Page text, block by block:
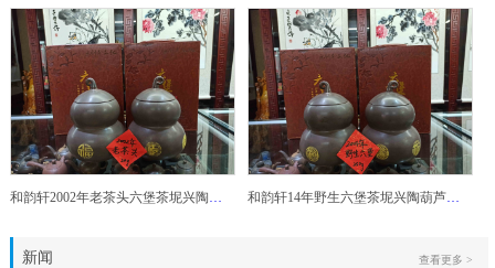
和韵轩2002年老茶头六堡茶坭兴陶葫芦茶罐 和韵轩14年野生六堡茶坭兴陶葫芦茶罐
新闻 查看更多 >